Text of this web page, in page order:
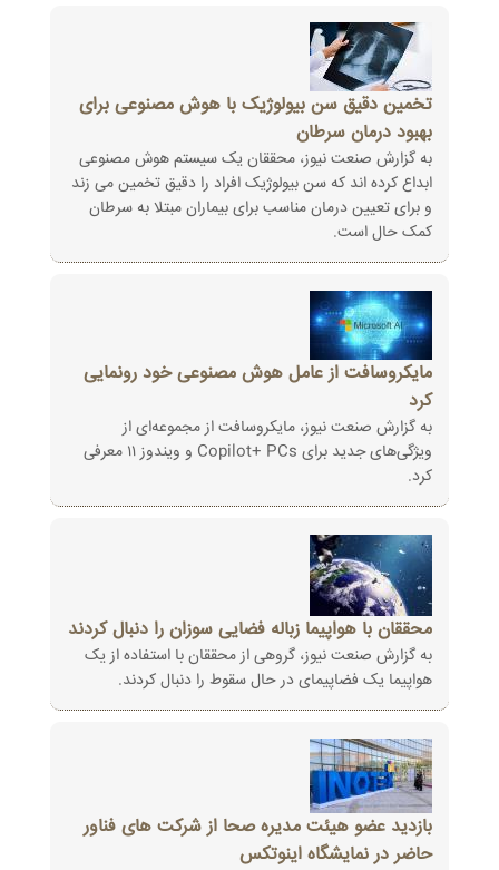
تخمین دقیق سن بیولوژیک با هوش مصنوعی برای
بهبود درمان سرطان
به گزارش صنعت نیوز، محققان یک سیستم هوش مصنوعی
ابداع کرده اند که سن بیولوژیک افراد را دقیق تخمین می زند
و برای تعیین درمان مناسب برای بیماران مبتلا به سرطان
کمک حال است.
مایکروسافت از عامل هوش مصنوعی خود رونمایی
کرد
به گزارش صنعت نیوز، مایکروسافت از مجموعه‌ای از
ویژگی‌های جدید برای Copilot+ PCs و ویندوز ۱۱ معرفی
کرد.
محققان با هواپیما زباله فضایی سوزان را دنبال کردند
به گزارش صنعت نیوز، گروهی از محققان با استفاده از یک
هواپیما یک فضاپیمای در حال سقوط را دنبال کردند.
بازدید عضو هیئت مدیره صحا از شرکت های فناور
حاضر در نمایشگاه اینوتکس